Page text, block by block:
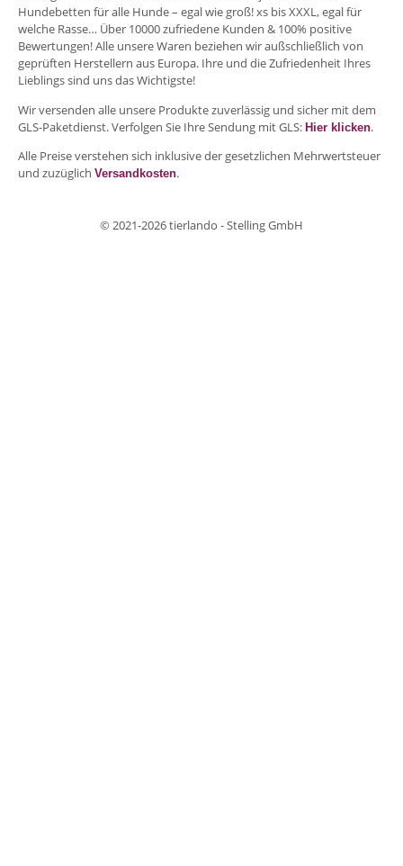
Hundebetten für alle Hunde – egal wie groß! xs bis XXXL, egal für
welche Rasse… Über 10000 zufriedene Kunden & 100% positive
Bewertungen! Alle unsere Waren beziehen wir außschließlich von
geprüften Herstellern aus Europa. Ihre und die Zufriedenheit Ihres
Lieblings sind uns das Wichtigste!
Wir versenden alle unsere Produkte zuverlässig und sicher mit dem
GLS-Paketdienst. Verfolgen Sie Ihre Sendung mit GLS: Hier klicken.
Alle Preise verstehen sich inklusive der gesetzlichen Mehrwertsteuer
und zuzüglich Versandkosten.
© 2021-2026 tierlando - Stelling GmbH